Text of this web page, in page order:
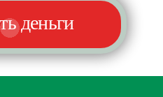
деньги